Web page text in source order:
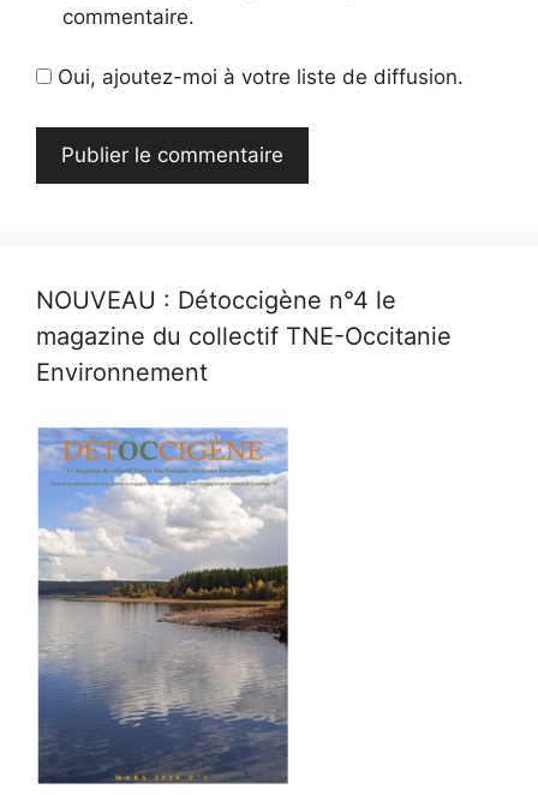
commentaire.
Oui, ajoutez-moi à votre liste de diffusion.
NOUVEAU : Détoccigène n°4 le
magazine du collectif TNE-Occitanie
Environnement